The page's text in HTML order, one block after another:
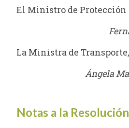
El Ministro de Protección
La Ministra de Transporte,
Ángela
Notas a la